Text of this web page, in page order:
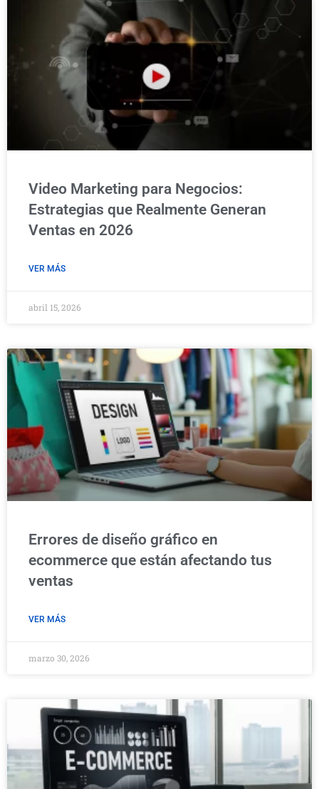
Video Marketing para Negocios:
Estrategias que Realmente Generan
Ventas en 2026
VER MÁS
abril 15, 2026
Errores de diseño gráfico en
ecommerce que están afectando tus
ventas
VER MÁS
marzo 30, 2026